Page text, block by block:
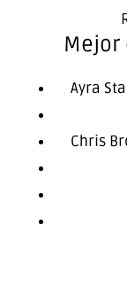
Mejor
Ayra
Chris